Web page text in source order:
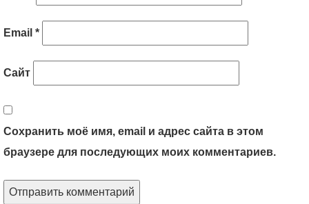
Email *
Сайт
Сохранить моё имя, email и адрес сайта в этом
браузере для последующих моих комментариев.